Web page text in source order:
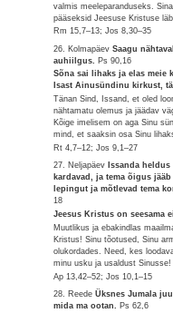
valmis meeleparanduseks.
pääseksid Jeesuse Kristuse
Rm 15,7–13; Jos 8,30–35
26. KolmapäevSaagu
auhiilgus. Ps 90,16
Sõna sai lihaks ja elas meie
Isast Ainusündinu kirkust,
Tänan Sind, Issand, et oled
nähtamatu olemus ja jäädav
Kõige imelisem on aga Sinu
mind, et saaksin osa Sinu
Rt 4,7–12; Jos 9,1–27
27. Neljapäev Issanda
kardavad, ja tema õigus
lepingut ja mõtlevad tema
18
Jeesus Kristus on seesama
Muutlikus ja ebakindlas
Kristus! Sinu tõotused, Sinu
olukordades. Need, kes
minu usku ja usaldust Sinusse!
Ap 13,42–52; Jos 10,1–15
28. ReedeÜksnes Jumala
mida ma ootan. Ps 62,6